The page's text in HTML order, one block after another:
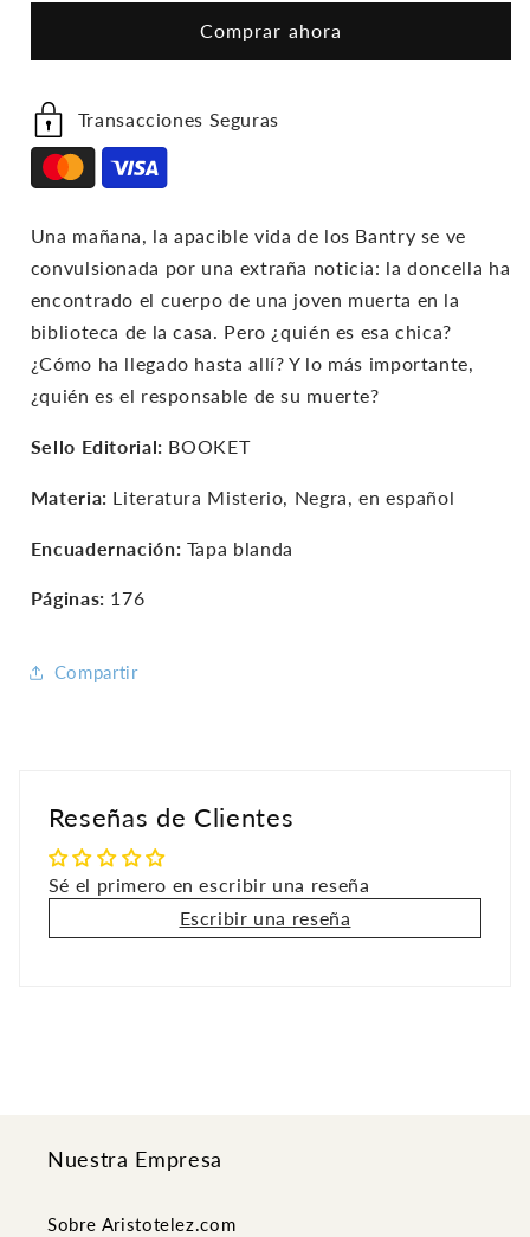
Biblioteca Biblioteca
Comprar ahora
Transacciones Seguras
Una mañana, la apacible vida de los Bantry se ve
convulsionada por una extraña noticia: la doncella ha
encontrado el cuerpo de una joven muerta en la
biblioteca de la casa. Pero ¿quién es esa chica?
¿Cómo ha llegado hasta allí? Y lo más importante,
¿quién es el responsable de su muerte?
Sello Editorial: BOOKET
Materia: Literatura Misterio, Negra, en español
Encuadernación: Tapa blanda
Páginas: 176
Compartir
Reseñas de Clientes
Sé el primero en escribir una reseña
Escribir una reseña
Nuestra Empresa
Sobre Aristotelez.com